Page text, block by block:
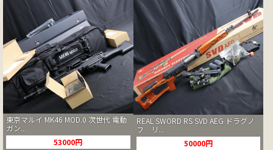
東京マルイ MK46 MOD.0 次世代 電動
ガン...
53000円
REAL SWORD RS SVD AEG ドラグノ
フ リ...
50000円